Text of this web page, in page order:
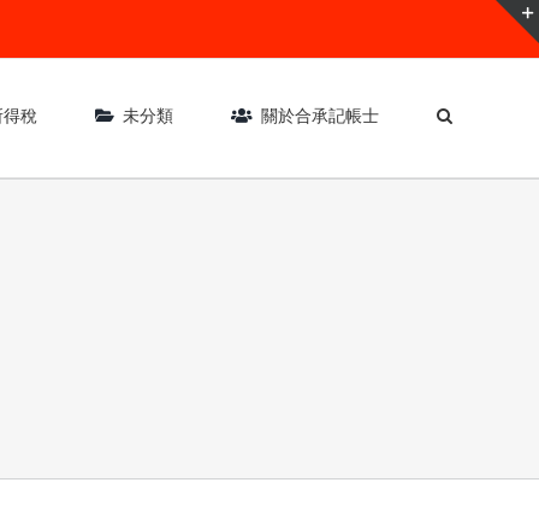
稅 未分類 關於合承記帳士